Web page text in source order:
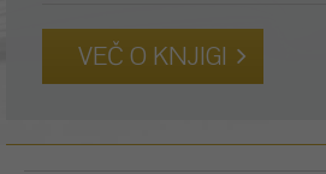
VEČ O KNJIGI